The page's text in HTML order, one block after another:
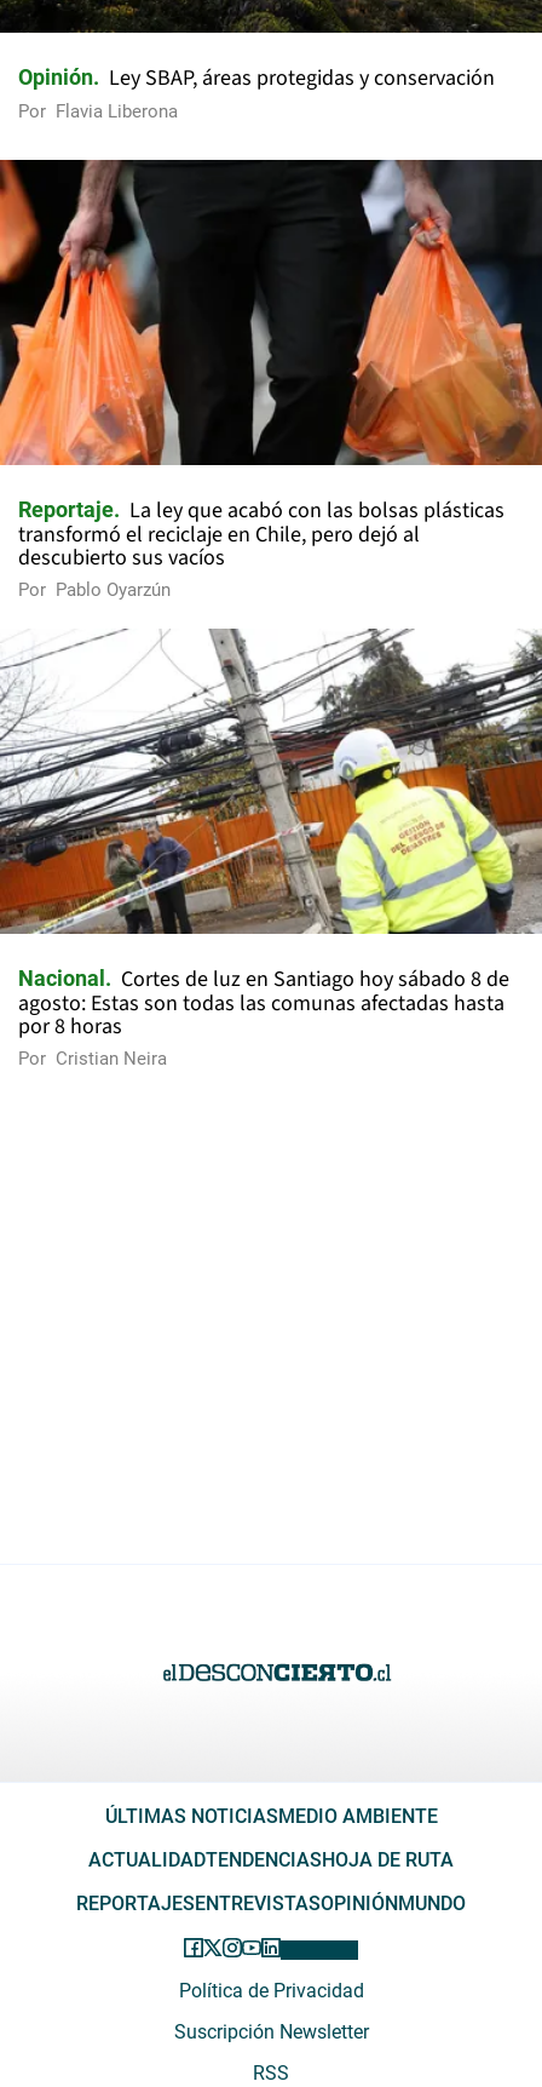
Opinión Ley SBAP, áreas protegidas y conservación
Por Flavia Liberona
Reportaje
La ley que acabó con las bolsas plásticas
transformó el reciclaje en Chile, pero dejó al
descubierto sus vacíos
Por Pablo Oyarzún
Nacional
Cortes de luz en Santiago hoy sábado 8 de
agosto: Estas son todas las comunas afectadas hasta
por 8 horas
Por Cristian Neira
ÚLTIMAS NOTICIASMEDIO AMBIENTE
ACTUALIDADTENDENCIASHOJA DE RUTA
REPORTAJESENTREVISTASOPINIÓNMUNDO
Política de Privacidad
Suscripción Newsletter
RSS